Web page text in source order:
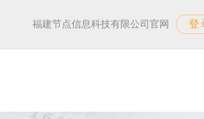
福建节点信息科技有限公司官网 登